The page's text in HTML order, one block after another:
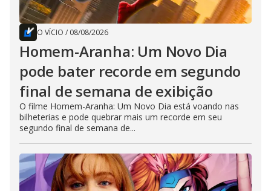
O VÍCIO / 08/08/2026
Homem-Aranha: Um Novo Dia
pode bater recorde em segundo
final de semana de exibição
O filme Homem-Aranha: Um Novo Dia está voando nas
bilheterias e pode quebrar mais um recorde em seu
segundo final de semana de...